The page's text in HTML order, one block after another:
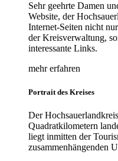
Sehr geehrte Damen
Website, der
Internet-Seiten nicht
der Kreisverwaltung,
interessante Links.
mehr erfahren
Portrait des Kreises
Der
Quadratkilometern
liegt inmitten der
zusammenhängenden